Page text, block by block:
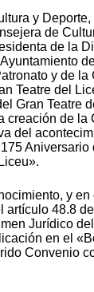
y
de
de la
y de
Teatre del
Gran Teatre
creación de la
del
Aniversario
y
artículo 48.8
Jurídico
en el
Convenio